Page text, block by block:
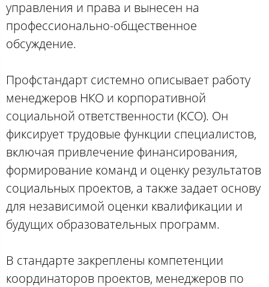
управления и права и вынесен на
профессионально-общественное
обсуждение.
Профстандарт системно описывает работу
менеджеров НКО и корпоративной
социальной ответственности (КСО). Он
фиксирует трудовые функции специалистов,
включая привлечение финансирования,
формирование команд и оценку результатов
социальных проектов, а также задает основу
для независимой оценки квалификации и
будущих образовательных программ.
В стандарте закреплены компетенции
координаторов проектов, менеджеров по